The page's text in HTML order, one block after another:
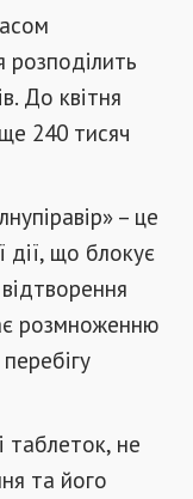
розподілить
До квітня
240 тисяч
– це
дії, що блокує
розмноженню
таблеток, не
та його